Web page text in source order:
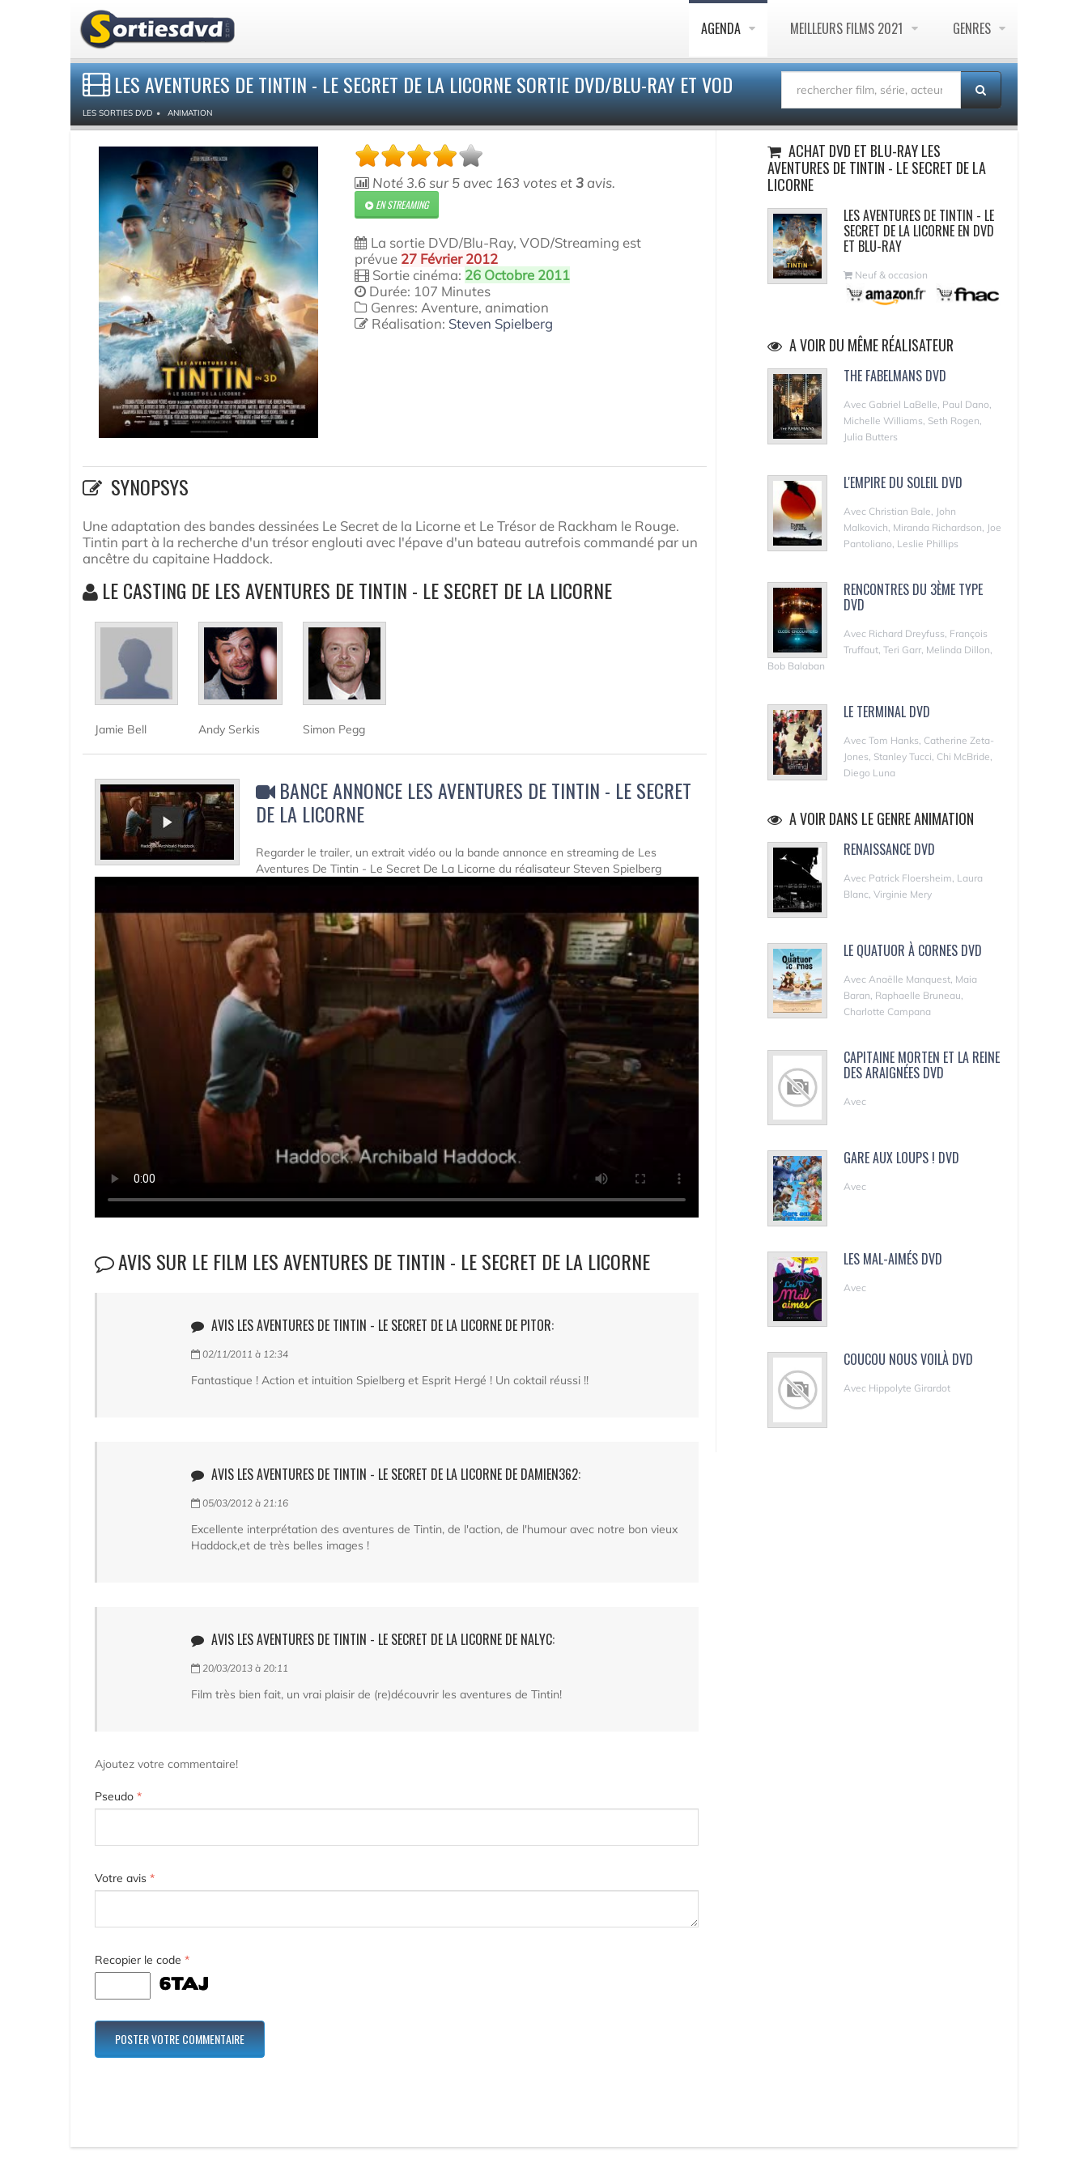
AGENDA MEILLEURS FILMS 2021 GENRES
LES AVENTURES DE TINTIN - LE SECRET DE LA LICORNE SORTIE DVD/BLU-RAY ET VOD
LES SORTIES DVD ANIMATION
Noté 3.6sur5 avec 163 votes et3 avis.
EN STREAMING
La sortie DVD/Blu-Ray, VOD/Streaming est
prévue 27 Février 2012
Sortie cinéma: 26 Octobre 2011
Durée: 107 Minutes
Genres: Aventure, animation
Réalisation: Steven Spielberg
SYNOPSYS
Une adaptation des bandes dessinées Le Secret de la Licorne et Le Trésor de Rackham le Rouge.
Tintin part à la recherche d'un trésor englouti avec l'épave d'un bateau autrefois commandé par un
ancêtre du capitaine Haddock.
LE CASTING DE LES AVENTURES DE TINTIN - LE SECRET DE LA LICORNE
Jamie Bell Andy Serkis Simon Pegg
BANCE ANNONCE LES AVENTURES DE TINTIN - LE SECRET
DE LA LICORNE
Regarder le trailer, un extrait vidéo ou la bande annonce en streaming de Les
Aventures De Tintin - Le Secret De La Licorne du réalisateur Steven Spielberg
AVIS SUR LE FILM LES AVENTURES DE TINTIN - LE SECRET DE LA LICORNE
AVIS LES AVENTURES DE TINTIN - LE SECRET DE LA LICORNE DE PITOR:
02/11/2011 à 12:34
Fantastique ! Action et intuition Spielberg et Esprit Hergé ! Un coktail réussi !!
AVIS LES AVENTURES DE TINTIN - LE SECRET DE LA LICORNE DE DAMIEN362:
05/03/2012 à 21:16
Excellente interprétation des aventures de Tintin, de l'action, de l'humour avec notre bon vieux
Haddock,et de très belles images !
AVIS LES AVENTURES DE TINTIN - LE SECRET DE LA LICORNE DE NALYC:
20/03/2013 à 20:11
Film très bien fait, un vrai plaisir de (re)découvrir les aventures de Tintin!
Ajoutez votre commentaire!
Pseudo *
Votre avis *
Recopier le code *
ACHAT DVD ET BLU-RAY LES
AVENTURES DE TINTIN - LE SECRET DE LA
LICORNE
LES AVENTURES DE TINTIN - LE
SECRET DE LA LICORNE EN DVD
ET BLU-RAY
Neuf & occasion
A VOIR DU MÊME RÉALISATEUR
THE FABELMANS DVD
Avec Gabriel LaBelle, Paul Dano,
Michelle Williams, Seth Rogen,
Julia Butters
L'EMPIRE DU SOLEIL DVD
Avec Christian Bale, John
Malkovich, Miranda Richardson, Joe
Pantoliano, Leslie Phillips
RENCONTRES DU 3ÈME TYPE
DVD
Avec Richard Dreyfuss, François
Truffaut, Teri Garr, Melinda Dillon,
Bob Balaban
LE TERMINAL DVD
Avec Tom Hanks, Catherine Zeta-
Jones, Stanley Tucci, Chi McBride,
Diego Luna
A VOIR DANS LE GENRE ANIMATION
RENAISSANCE DVD
Avec Patrick Floersheim, Laura
Blanc, Virginie Mery
LE QUATUOR À CORNES DVD
Avec Anaëlle Manquest, Maia
Baran, Raphaelle Bruneau,
Charlotte Campana
CAPITAINE MORTEN ET LA REINE
DES ARAIGNÉES DVD
Avec
GARE AUX LOUPS ! DVD
Avec
LES MAL-AIMÉS DVD
Avec
COUCOU NOUS VOILÀ DVD
Avec Hippolyte Girardot